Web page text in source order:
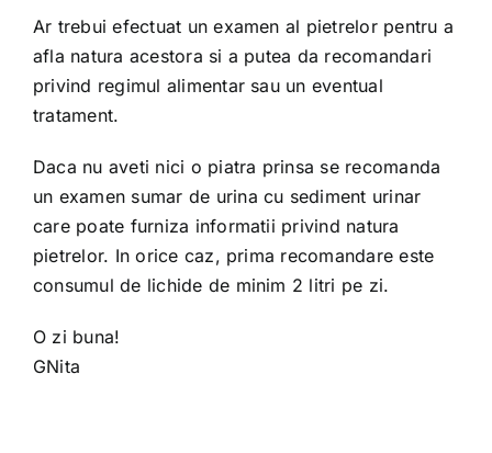
Ar trebui efectuat un examen al pietrelor pentru a
afla natura acestora si a putea da recomandari
privind regimul alimentar sau un eventual
tratament.
Daca nu aveti nici o piatra prinsa se recomanda
un examen sumar de urina cu sediment urinar
care poate furniza informatii privind natura
pietrelor. In orice caz, prima recomandare este
consumul de lichide de minim 2 litri pe zi.
O zi buna!
GNita